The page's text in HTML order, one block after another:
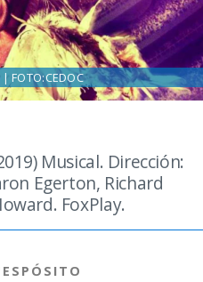
Musical. Dirección:
Egerton, Richard
FoxPlay.
| FOTO:CEDOC